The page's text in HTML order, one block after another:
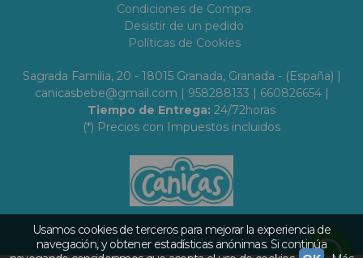
Condiciones de Compra
Desistir de un pedido
Políticas de Cookies
Sagrada Familia, 20 - 18015 Granada, Granada - (España) |
canicasbebe@gmail.com | 958288133 | 660826654|
Tiempo de Entrega: 24/72horas
(*) Precios con Impuestos incluidos
- Copyright © 2026 [20955] - Con la tecnología de Palbin.com
Usamos cookies de terceros para mejorar la experiencia de
navegación, y obtener estadísticas anónimas. Si continúa